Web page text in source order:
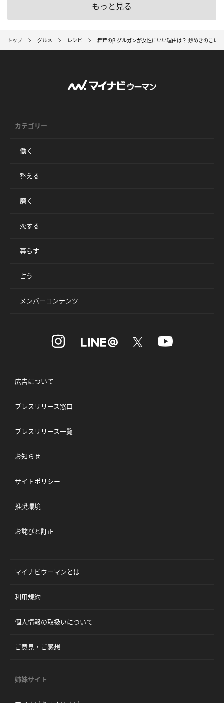
もっと見る
トップ グルメ レシピ 舞茸のβ-グルガンが女性にいい理由は？ 炒めきのこレ
カテゴリー
働く
整える
磨く
恋する
暮らす
占う
メンバーコンテンツ
広告について
プレスリリース窓口
プレスリリース一覧
お知らせ
サイトポリシー
推奨環境
お詫びと訂正
マイナビウーマンとは
利用規約
個人情報の取扱いについて
ご意見・ご感想
姉妹サイト